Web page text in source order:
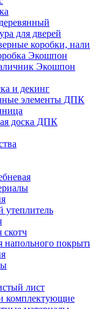
для дверей
коробки,
Экошпон
Экошпон
и декинг
элементы ДПК
доска ДПК
скотч
напольного
лист
комплектующие